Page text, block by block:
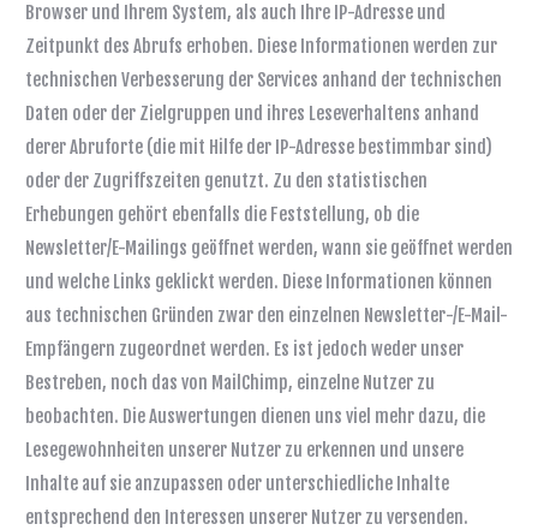
Browser und Ihrem System, als auch Ihre IP-Adresse und
Zeitpunkt des Abrufs erhoben. Diese Informationen werden zur
technischen Verbesserung der Services anhand der technischen
Daten oder der Zielgruppen und ihres Leseverhaltens anhand
derer Abruforte (die mit Hilfe der IP-Adresse bestimmbar sind)
oder der Zugriffszeiten genutzt. Zu den statistischen
Erhebungen gehört ebenfalls die Feststellung, ob die
Newsletter/E-Mailings geöffnet werden, wann sie geöffnet werden
und welche Links geklickt werden. Diese Informationen können
aus technischen Gründen zwar den einzelnen Newsletter-/E-Mail-
Empfängern zugeordnet werden. Es ist jedoch weder unser
Bestreben, noch das von MailChimp, einzelne Nutzer zu
beobachten. Die Auswertungen dienen uns viel mehr dazu, die
Lesegewohnheiten unserer Nutzer zu erkennen und unsere
Inhalte auf sie anzupassen oder unterschiedliche Inhalte
entsprechend den Interessen unserer Nutzer zu versenden.